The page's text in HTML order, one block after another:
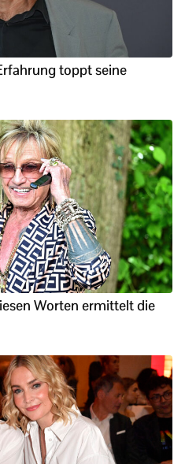
toppt seine
Worten ermittelt die